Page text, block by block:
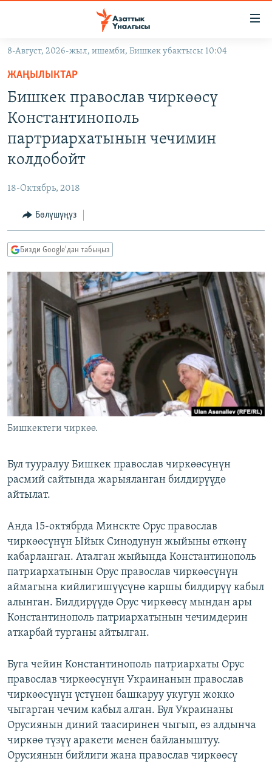
Навигацияга
өтүңүз
Издөөгө
салыңыз
ЭКОНОМИКА
БОРБОР АЗИЯ
АТАЙЫН ИЛИКТӨӨ
БҮГҮН АЗАТТЫКТА
ЭКСПЕРТТЕР ТАЛДАЙТ
БИЗ ЖАНА ДҮЙНӨ
ЭЖЕ-СИҢДИЛЕР
АЗАТТЫК+
ЫҢГАЙСЫЗ СУРООЛОР
ПОДКАСТ
ӨЗГӨЧӨ ПИКИР
Русский
ОНЛАЙН ШЕРИНЕ
ЭЕ/АРнун бардык сайттары
8-Август, 2026-жыл, ишемби, Бишкек убактысы 10:04
ЖАҢЫЛЫКТАР
Бишкек православ чиркөөсү
Константинополь
партриархатынын чечимин
колдобойт
18-Октябрь, 2018
Бөлүшүңүз
Бизди Google'дан табыңыз
Бишкектеги чиркөө.
Бул тууралуу Бишкек православ чиркөөсүнүн
расмий сайтында жарыяланган билдирүүдө
айтылат.
Анда 15-октябрда Минскте Орус православ
чиркөөсүнүн Ыйык Синодунун жыйыны өткөнү
кабарланган. Аталган жыйында Константинополь
патриархатынын Орус православ чиркөөсүнүн
аймагына кийлигишүүсүнө каршы билдирүү кабыл
алынган. Билдирүүдө Орус чиркөөсү мындан ары
Константинополь патриархатынын чечимдерин
аткарбай турганы айтылган.
Буга чейин Константинополь патриархаты Орус
православ чиркөөсүнүн Украинанын православ
чиркөөсүнүн үстүнөн башкаруу укугун жокко
чыгарган чечим кабыл алган. Бул Украинаны
Орусиянын диний таасиринен чыгып, өз алдынча
чиркөө түзүү аракети менен байланыштуу.
Орусиянын бийлиги жана православ чиркөөсү